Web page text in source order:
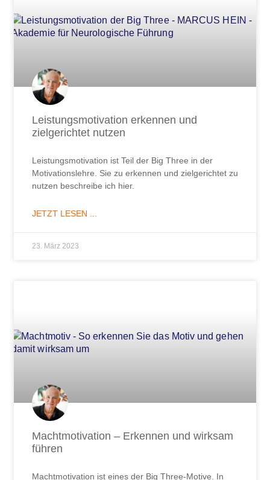
Leistungsmotivation erkennen und
zielgerichtet nutzen
Leistungsmotivation ist Teil der Big Three in der
Motivationslehre. Sie zu erkennen und zielgerichtet zu
nutzen beschreibe ich hier.
JETZT LESEN ...
23. März 2023
Machtmotivation – Erkennen und wirksam
führen
Machtmotivation ist eines der Big Three-Motive. In